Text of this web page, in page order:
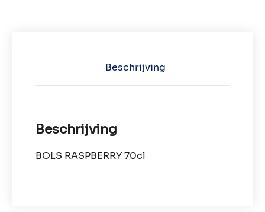
Beschrijving
Beschrijving
BOLS RASPBERRY 70cl